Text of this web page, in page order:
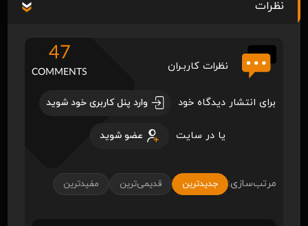
نظرات
نظرات کاربـران
47
COMMENTS
برای انتشار دیدگاه خود وارد پنل کاربری خود شوید
یا در سایت عضو شوید
مرتب‌سازی: جدیدترین قدیمی‌ترین مفیدترین